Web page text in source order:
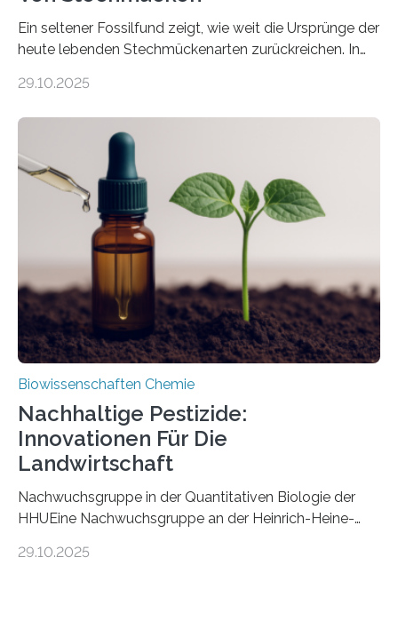
Ein seltener Fossilfund zeigt, wie weit die Ursprünge der
heute lebenden Stechmückenarten zurückreichen. In
Forschende die bisher älteste bekannte Stechmücken-
Region Kachin in Myanmar und hat sich in
ausgezeichnetem Zustand erhalten. Es konnte als neue
Art einer neuen Gattung beschrieben werden und trägt
nun den Namen Cretosabethes primaevus. Dieser erste
fossile Nachweis einer Stechmückenlarve in Bernstein
stellt gleichzeitig den ersten Fossilfund einer
Mückenlarve aus dem Mesozoikum dar, denn…
29.10.2025
Biowissenschaften Chemie
Nachhaltige Pestizide:
Innovationen Für Die
Landwirtschaft
Nachwuchsgruppe in der Quantitativen Biologie der
HHUEine Nachwuchsgruppe an der Heinrich-Heine-
fünf Jahren erforschen, wie Bakterien auf
29.10.2025